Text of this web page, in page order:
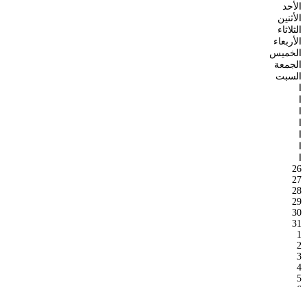
الأحد
الأثنين
الثلاثاء
الأربعاء
الخميس
الجمعة
السبت
26
27
28
29
30
31
1
2
3
4
5